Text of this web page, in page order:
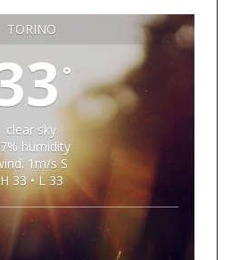
TORINO
°
clear sky
humidity
1m/s S
H 33 • L 33